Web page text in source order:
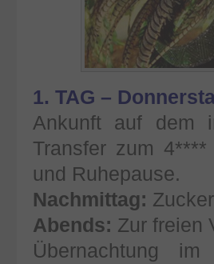
1. TAG –
Ankunft auf dem
Transfer zum
und Ruhepause.
Nachmittag:
Abends: Zur freien
Übernachtung